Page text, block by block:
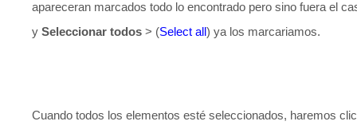
apareceran marcados todo lo encontrado pero sino fuera el
y Seleccionar todos > (Select all ) ya los marcariamos.
Cuando todos los elementos esté seleccionados, haremos